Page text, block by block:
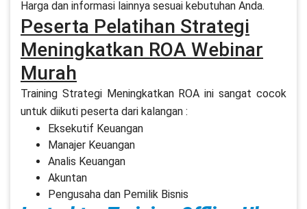
Harga dan informasi lainnya sesuai kebutuhan Anda.
Peserta Pelatihan Strategi
Meningkatkan ROA Webinar
Murah
Training Strategi Meningkatkan ROA ini sangat cocok
untuk diikuti peserta dari kalangan :
Eksekutif Keuangan
Manajer Keuangan
Analis Keuangan
Akuntan
Pengusaha dan Pemilik Bisnis